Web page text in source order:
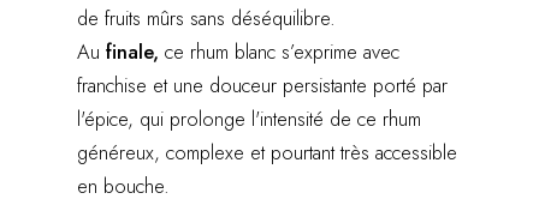
de fruits mûrs sans déséquilibre.
Au finale, ce rhum blanc s’exprime avec
franchise et une douceur persistante porté par
l'épice, qui prolonge l'intensité de ce rhum
généreux, complexe et pourtant très accessible
en bouche.